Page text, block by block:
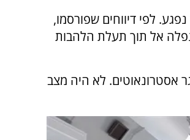
לפי דיווחים שפורסמו,
טון, לא קובעה כראוי ונפלה אל תוך תעלת הלהבות
אסטרונאוטים. לא היה מצב